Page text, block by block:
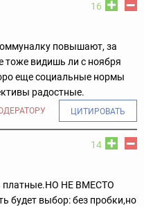
16
повышают, за
тоже видишь ли с ноября
еще социальные нормы
радостные.
ЦИТИРОВАТЬ
14
платные.НО НЕ ВМЕСТО
выбор: без пробки,но